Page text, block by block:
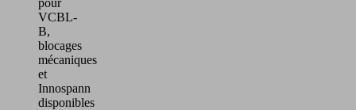
VCBL-
B,
blocages
mécaniques
et
Innospann
disponibles